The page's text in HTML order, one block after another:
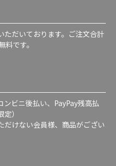
ただいております。ご注文合計
です。
ビニ後払い、PayPay残高払
）
けない会員様、商品がござい